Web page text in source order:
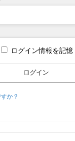
ログイン情報を記憶
か？